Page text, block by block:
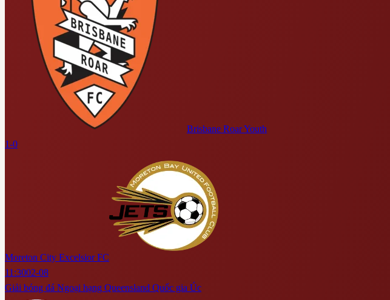
Brisbane Roar Youth
1-0
Moreton City Excelsior FC
11:3002-08
Giải bóng đá Ngoại hạng Queensland Quốc gia Úc